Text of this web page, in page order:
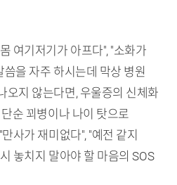
여기저기가 아프다", "소화가
을 자주 하시는데 막상 병원
오지 않는다면, 우울증의 신체화
순 꾀병이나 나이 탓으로
사가 재미없다", "예전 같지
놓치지 말아야 할 마음의 SOS